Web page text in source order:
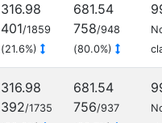
316.98
401/1859
(21.6%)
681.54
758/948
(80.0%)
316.98
392/1735
681.54
756/937